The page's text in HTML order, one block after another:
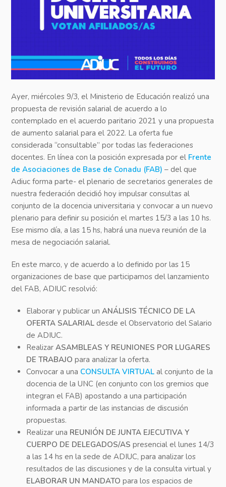
Ayer, miércoles 9/3, el Ministerio de Educación realizó una
propuesta de revisión salarial de acuerdo a lo
contemplado en el acuerdo paritario 2021 y una propuesta
de aumento salarial para el 2022. La oferta fue
considerada “consultable” por todas las federaciones
docentes. En línea con la posición expresada por el Frente
de Asociaciones de Base de Conadu (FAB) – del que
Adiuc forma parte- el plenario de secretarios generales de
nuestra federación decidió hoy impulsar consultas al
conjunto de la docencia universitaria y convocar a un nuevo
plenario para definir su posición el martes 15/3 a las 10 hs.
Ese mismo día, a las 15 hs, habrá una nueva reunión de la
mesa de negociación salarial.
En este marco, y de acuerdo a lo definido por las 15
organizaciones de base que participamos del lanzamiento
del FAB, ADIUC resolvió:
Elaborar y publicar unANÁLISIS TÉCNICO DE LA
OFERTA SALARIAL desde el Observatorio del Salario
de ADIUC.
RealizarASAMBLEAS Y REUNIONES POR LUGARES
DE TRABAJO para analizar la oferta.
Convocar a una CONSULTA VIRTUAL al conjunto de la
docencia de la UNC (en conjunto con los gremios que
integran el FAB) apostando a una participación
informada a partir de las instancias de discusión
propuestas.
Realizar una REUNIÓN DE JUNTA EJECUTIVA Y
CUERPO DE DELEGADOS/AS presencial el lunes 14/3
a las 14 hs en la sede de ADIUC, para analizar los
resultados de las discusiones y de la consulta virtual y
ELABORAR UN MANDATO para los espacios de